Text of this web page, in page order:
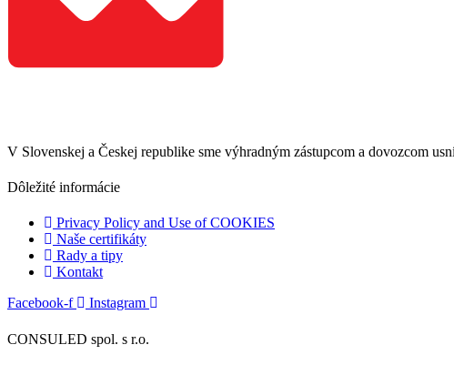
V Slovenskej a Českej republike sme výhradným zástupcom a dovozcom
Dôležité informácie
Privacy Policy and Use of COOKIES
Naše certifikáty
Rady a tipy
Kontakt
Facebook-f
Instagram
CONSULED spol. s r.o.